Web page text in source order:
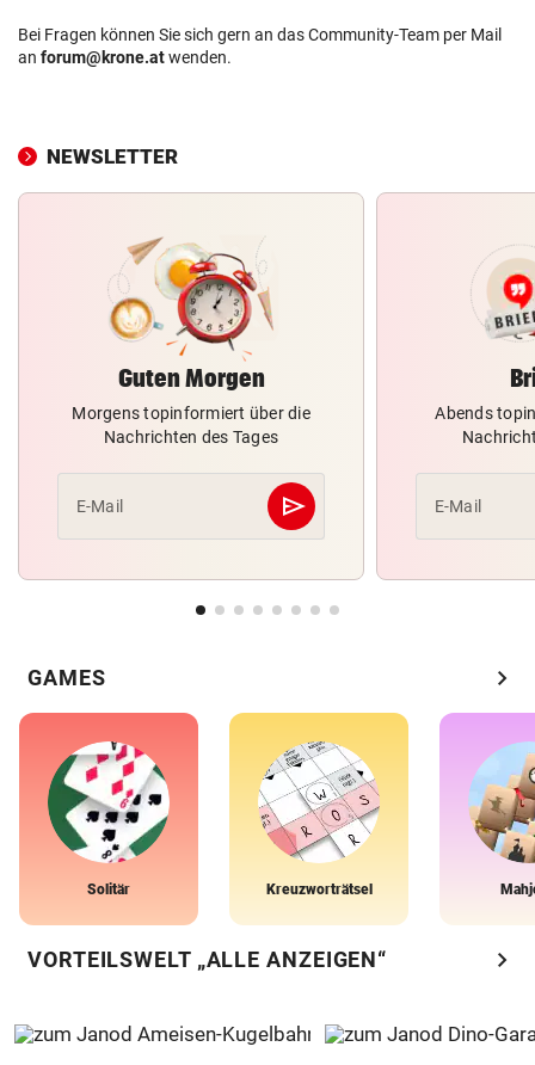
Bei Fragen können Sie sich gern an das Community-Team per Mail
an forum@krone.atwenden.
NEWSLETTER
Guten Morgen
Morgens topinformiert über die
Nachrichten des Tages
E-Mail send
Abschicken
Abends
E-Mail
GAMES chevron_right
Solitär Kreuzworträtsel
VORTEILSWELT „ALLE ANZEIGEN“ chevron_right